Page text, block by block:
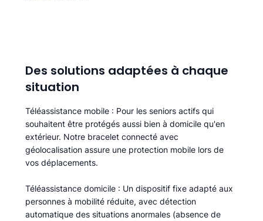
Des solutions adaptées à chaque
situation
Téléassistance mobile : Pour les seniors actifs qui
souhaitent être protégés aussi bien à domicile qu'en
extérieur. Notre bracelet connecté avec
géolocalisation assure une protection mobile lors de
vos déplacements.
Téléassistance domicile : Un dispositif fixe adapté aux
personnes à mobilité réduite, avec détection
automatique des situations anormales (absence de